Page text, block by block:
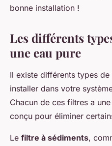
bonne installation !
Les différents
une eau pure
Il existe différents types
installer dans votre
Chacun de ces filtres a
conçu pour éliminer
Le filtre à sédiments,